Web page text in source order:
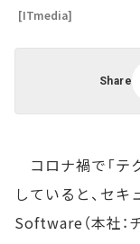
[ITmedia]
Share
コロナ禍で「テ
していると、セ
Software（本社：